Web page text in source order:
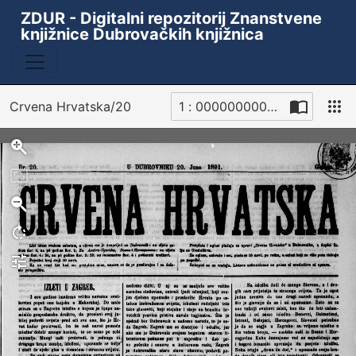
ZDUR - Digitalni repozitorij Znanstvene
knjižnice Dubrovačkih knjižnica
Crvena Hrvatska/20 1 : 00000000040_R
Sken